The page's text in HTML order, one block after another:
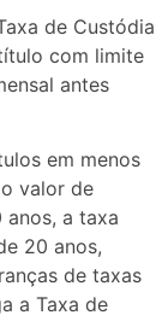
de Custódia
com limite
antes
em menos
valor de
anos, a taxa
20 anos,
de taxas
a Taxa de